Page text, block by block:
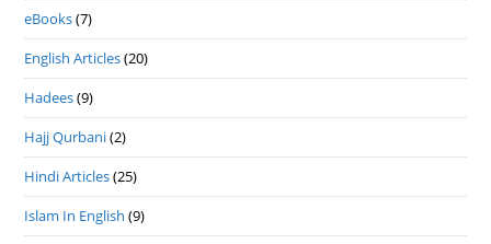
eBooks(7)
English Articles(20)
Hadees(9)
Hajj Qurbani(2)
Hindi Articles(25)
Islam In English (9)